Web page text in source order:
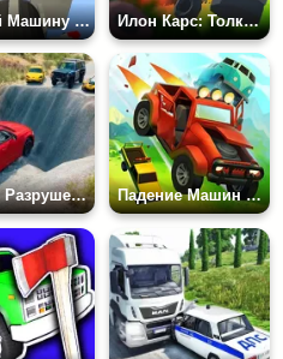
Сломай Машину 3Д Илон Карс: Толкай и Падай
Король Разрушений Авто Падение Машин с Горы